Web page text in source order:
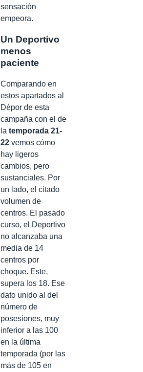
sensación
empeora.
Un Deportivo
menos
paciente
Comparando en
estos apartados al
Dépor de esta
campaña con el de
la temporada 21-
22 vemos cómo
hay ligeros
cambios, pero
sustanciales. Por
un lado, el citado
volumen de
centros. El pasado
curso, el Deportivo
no alcanzaba una
media de 14
centros por
choque. Este,
supera los 18. Ese
dato unido al del
número de
posesiones, muy
inferior a las 100
en la última
temporada (por las
más de 105 en